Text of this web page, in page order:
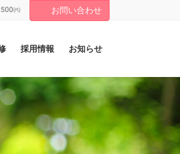
㈹ お問い合わせ
採用情報 お知らせ